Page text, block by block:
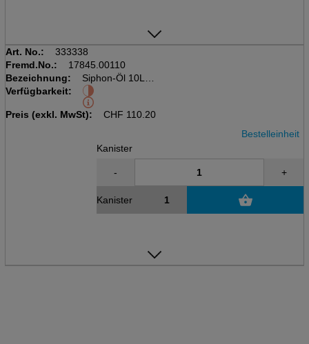
Art. No.:
333338
Fremd.No.:
17845.00110
Bezeichnung:
Siphon-Öl 10L
Kanister à 10L
Geruchsabschliesser
Verfügbarkeit:
Preis (exkl. MwSt): CHF 110.20
Bestelleinheit
Kanister
- +
Kanister